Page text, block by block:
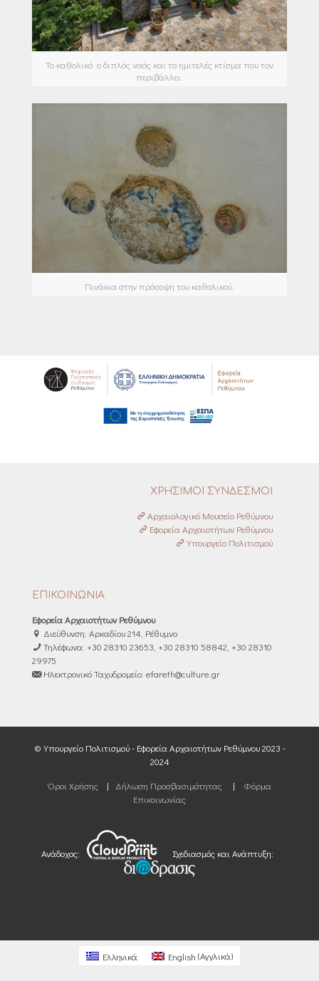
Το καθολικό: ο διπλός ναός και το ημιτελές κτίσμα που τον
περιβάλλει.
Πινάκια στην πρόσοψη του καθολικού.
ΧΡΗΣΙΜΟΙ ΣΥΝΔΕΣΜΟΙ
Αρχαιολογικό Μουσείο Ρεθύμνου
Εφορεία Αρχαιοτήτων Ρεθύμνου
Υπουργείο Πολιτισμού
ΕΠΙΚΟΙΝΩΝΙΑ
Εφορεία Αρχαιοτήτων Ρεθύμνου
Διεύθυνση: Αρκαδίου 214, Ρέθυμνο
Τηλέφωνα: +30 28310 23653, +30 28310 58842, +30 28310
29975
Ηλεκτρονικό Ταχυδρομείο: efareth@culture.gr
© Υπουργείο Πολιτισμού - Εφορεία Αρχαιοτήτων Ρεθύμνου 2023 -
2024
Όροι Χρήσης
| Δήλωση Προσβασιμότητας |
Φόρμα
Επικοινωνίας
Ανάδοχος: Σχεδιασμός και Ανάπτυξη:
Ελληνικά English (Αγγλικά)